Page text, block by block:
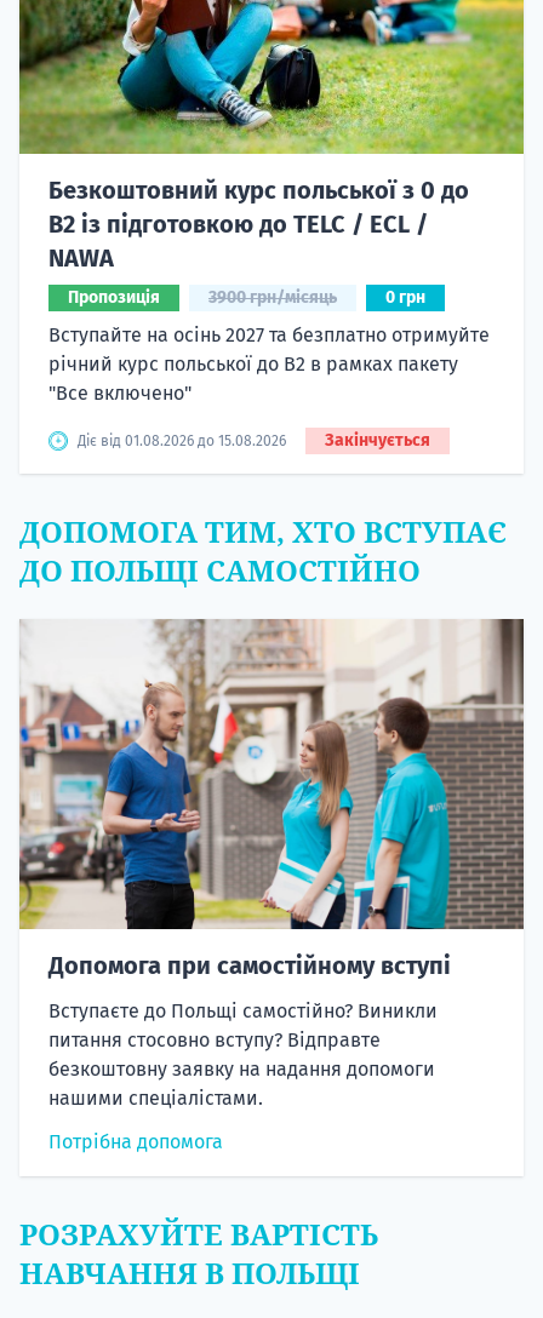
Безкоштовний курс польської з 0 до
B2 із підготовкою до TELC / ECL /
NAWA
Пропозиція 3900 грн/місяць 0 грн
Вступайте на осінь 2027 та безплатно отримуйте
річний курс польської до B2 в рамках пакету
"Все включено"
Діє від 01.08.2026 до 15.08.2026 Закінчується
ДОПОМОГА ТИМ, ХТО ВСТУПАЄ
ДО ПОЛЬЩІ САМОСТІЙНО
Допомога при самостійному вступі
Вступаєте до Польщі самостійно? Виникли
питання стосовно вступу? Відправте
безкоштовну заявку на надання допомоги
нашими спеціалістами.
Потрібна допомога
РОЗРАХУЙТЕ ВАРТІСТЬ
НАВЧАННЯ В ПОЛЬЩІ